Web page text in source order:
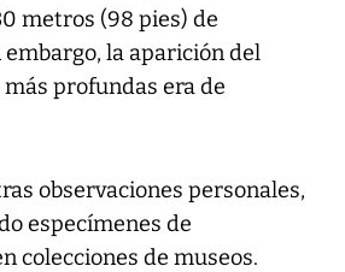
metros (98 pies) de
la aparición del
profundas era de
observaciones personales,
especímenes de
colecciones de museos.